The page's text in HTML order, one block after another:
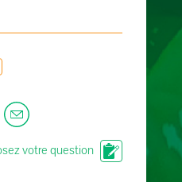
votre question